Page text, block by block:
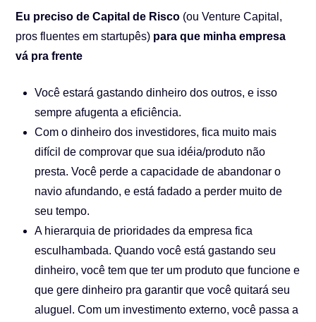
Eu preciso de Capital de Risco (ou Venture Capital,
pros fluentes em startupês) para que minha empresa
vá pra frente
Você estará gastando dinheiro dos outros, e isso
sempre afugenta a eficiência.
Com o dinheiro dos investidores, fica muito mais
difícil de comprovar que sua idéia/produto não
presta. Você perde a capacidade de abandonar o
navio afundando, e está fadado a perder muito de
seu tempo.
A hierarquia de prioridades da empresa fica
esculhambada. Quando você está gastando seu
dinheiro, você tem que ter um produto que funcione e
que gere dinheiro pra garantir que você quitará seu
aluguel. Com um investimento externo, você passa a